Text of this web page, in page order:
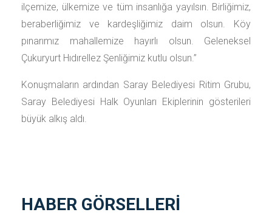
ilçemize, ülkemize ve tüm insanlığa yayılsın. Birliğimiz,
beraberliğimiz ve kardeşliğimiz daim olsun. Köy
pınarımız mahallemize hayırlı olsun. Geleneksel
Çukuryurt Hıdırellez Şenliğimiz kutlu olsun.”
Konuşmaların ardından Saray Belediyesi Ritim Grubu,
Saray Belediyesi Halk Oyunları Ekiplerinin gösterileri
büyük alkış aldı.
HABER GÖRSELLERİ